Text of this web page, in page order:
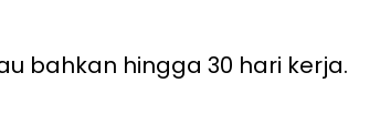
bahkan hingga 30 hari kerja.